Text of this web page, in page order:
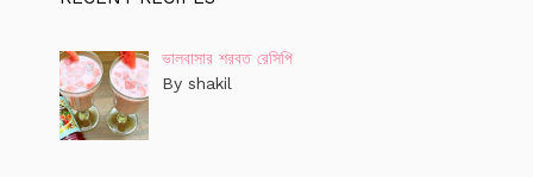
ভালবাসার শরবত রেসিপি
By shakil